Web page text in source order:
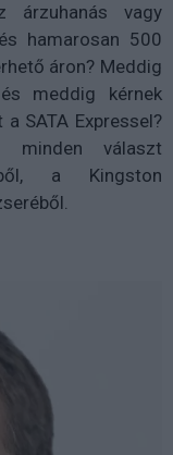
árzuhanás vagy
hamarosan 500
áron? Meddig
meddig kérnek
SATA Expressel?
választ
ből, a Kingston